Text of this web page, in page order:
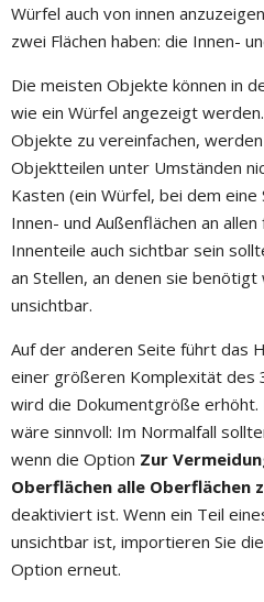
Würfel auch von innen
zwei Flächen haben: die Innen-
Die meisten Objekte können in
wie ein Würfel angezeigt
Objekte zu vereinfachen,
Objektteilen unter Umständen
Kasten (ein Würfel, bei dem
Innen- und Außenflächen an
Innenteile auch sichtbar sein
an Stellen, an denen sie
unsichtbar.
Auf der anderen Seite führt das
einer größeren Komplexität des
wird die Dokumentgröße
wäre sinnvoll: Im Normalfall
wenn die Option Zur
Oberflächen alle Oberflächen
deaktiviert ist. Wenn ein Teil
unsichtbar ist, importieren Sie
Option erneut.